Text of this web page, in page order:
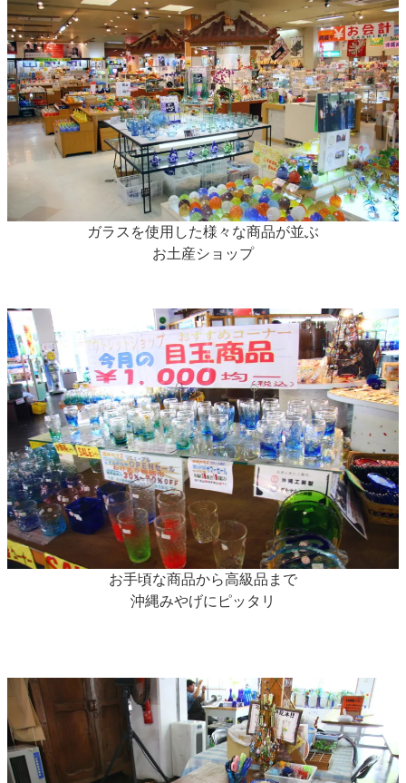
ガラスを使用した様々な商品が並ぶ
お土産ショップ
お手頃な商品から高級品まで
沖縄みやげにピッタリ